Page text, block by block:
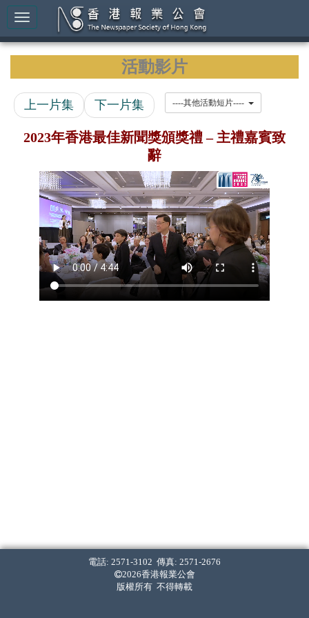
活動影片
上一片集 下一片集
2023年香港最佳新聞獎頒獎禮 – 主禮嘉賓致
辭
電話: 2571-3102 傳真: 2571-2676
2026香港報業公會
版權所有 不得轉載